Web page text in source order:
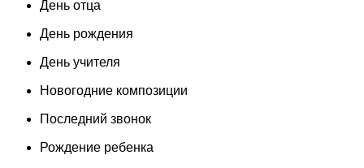
День отца
День рождения
День учителя
Новогодние композиции
Последний звонок
Рождение ребенка